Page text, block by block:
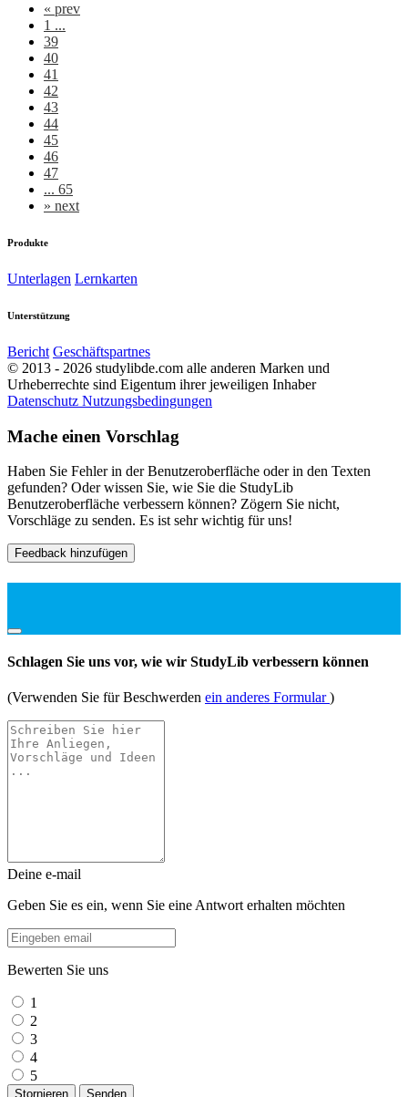
« prev
1 ...
39
40
41
42
43
44
45
46
47
... 65
» next
Produkte
Unterlagen Lernkarten
Unterstützung
Bericht Geschäftspartnes
© 2013 - 2026 studylibde.com alle anderen Marken und
Urheberrechte sind Eigentum ihrer jeweiligen Inhaber
Datenschutz Nutzungsbedingungen
Mache einen Vorschlag
Haben Sie Fehler in der Benutzeroberfläche oder in den Texten
gefunden? Oder wissen Sie, wie Sie die StudyLib
Benutzeroberfläche verbessern können? Zögern Sie nicht,
Vorschläge zu senden. Es ist sehr wichtig für uns!
Feedback hinzufügen
Schlagen Sie uns vor, wie wir StudyLib verbessern können
(Verwenden Sie für Beschwerden ein anderes Formular)
Deine e-mail
Geben Sie es ein, wenn Sie eine Antwort erhalten möchten
Bewerten Sie uns
1
2
3
4
5
Stornieren Senden